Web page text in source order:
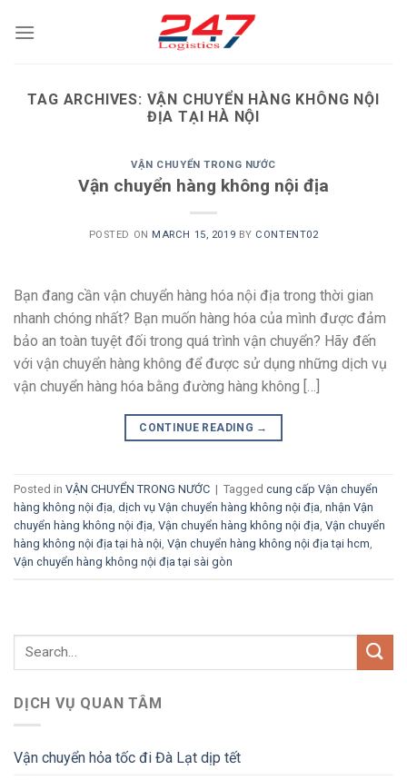
TAG ARCHIVES: VẬN CHUYỂN HÀNG KHÔNG NỘI
ĐỊA TẠI HÀ NỘI
VẬN CHUYỂN TRONG NƯỚC
Vận chuyển hàng không nội địa
POSTED ON MARCH 15, 2019 BY CONTENT02
Bạn đang cần vận chuyển hàng hóa nội địa trong thời gian
nhanh chóng nhất? Bạn muốn hàng hóa của mình được đảm
bảo an toàn tuyệt đối trong quá trình vận chuyển? Hãy đến
với vận chuyển hàng không để được sử dụng những dịch vụ
vận chuyển hàng hóa bằng đường hàng không […]
CONTINUE READING →
Posted in VẬN CHUYỂN TRONG NƯỚC | Tagged cung cấp Vận chuyển
hàng không nội địa dịch vụ Vận chuyển hàng không nội địa nhận Vận
chuyển hàng không nội địa Vận chuyển hàng không nội địa Vận chuyển
hàng không nội địa tại hà nội Vận chuyển hàng không nội địa tại hcm
Vận chuyển hàng không nội địa tại sài gòn
DỊCH VỤ QUAN TÂM
Vận chuyển hỏa tốc đi Đà Lạt dịp tết